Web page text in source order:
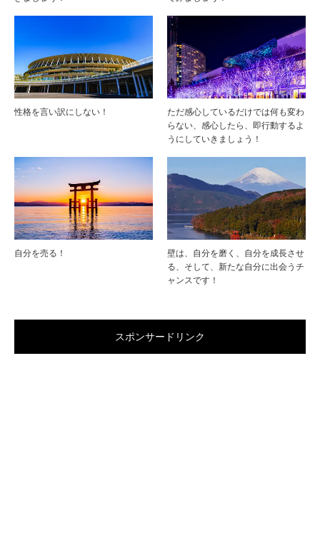
性格を言い訳にしない！
ただ感心しているだけでは何も変わ
らない、感心したら、即行動するよ
うにしていきましょう！
自分を売る！
壁は、自分を磨く、自分を成長させ
る、そして、新たな自分に出会うチ
ャンスです！
スポンサードリンク